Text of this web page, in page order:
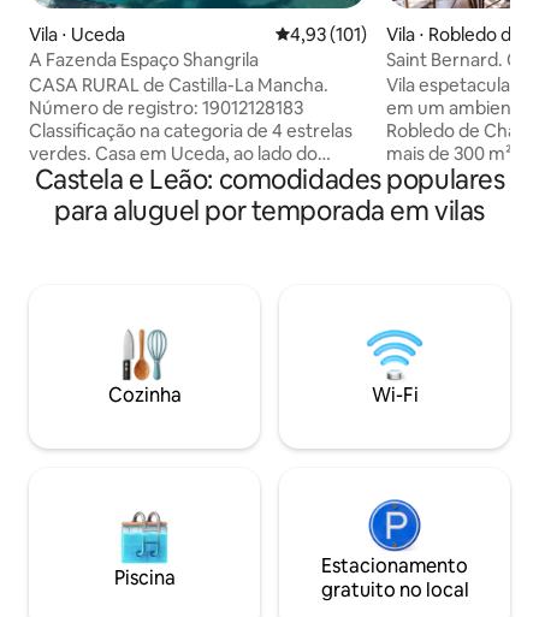
Vila ⋅ Uceda 4,93 de uma avaliação média de
4,93 (101)
A Fazenda Espaço Shangrila
CASA RURAL de Castilla-La Mancha.
Número de registro: 19012128183
Classificação na categoria de 4 estrelas
verdes. Casa em Uceda, ao lado do
campo, a 50 minutos de Madri.
Localizada em uma grande propriedade
com um belo jardim. Original,
totalmente equipada, com ilha e aberta
para a sala de estar. Garagem, piscina,
churrasqueira a lenha e a gás e móveis
de jardim.
Vila ⋅ Robledo de
Saint Bernard.
Robledo de
Vila espetacular
em um ambiente
Robledo de
mais de 300 m²,
independentes: 5
de estar com um
extras). A
Madri, Segóvia,
Nacional Sierra
de Gredos,
Castela e Leão: comodidades populares
para aluguel por temporada em vilas
Cozinha Wi-Fi
Piscina
Estacionamento
gratuito no local